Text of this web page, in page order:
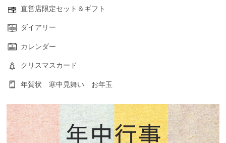
直営店限定セット＆ギフト
ダイアリー
カレンダー
クリスマスカード
年賀状 寒中見舞い お年玉